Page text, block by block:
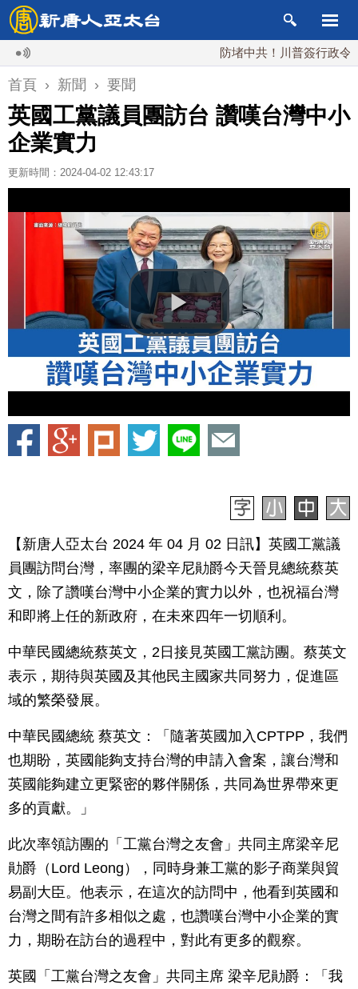
防堵中共！川普簽行政令 對多
首頁 › 新聞 › 要聞
英國工黨議員團訪台 讚嘆台灣中小
企業實力
更新時間：2024-04-02 12:43:17
【新唐人亞太台 2024 年 04 月 02 日訊】英國工黨議
員團訪問台灣，率團的梁辛尼勛爵今天晉見總統蔡英
文，除了讚嘆台灣中小企業的實力以外，也祝福台灣
和即將上任的新政府，在未來四年一切順利。
中華民國總統蔡英文，2日接見英國工黨訪團。蔡英文
表示，期待與英國及其他民主國家共同努力，促進區
域的繁榮發展。
中華民國總統 蔡英文：「隨著英國加入CPTPP，我們
也期盼，英國能夠支持台灣的申請入會案，讓台灣和
英國能夠建立更緊密的夥伴關係，共同為世界帶來更
多的貢獻。」
此次率領訪團的「工黨台灣之友會」共同主席梁辛尼
勛爵（Lord Leong），同時身兼工黨的影子商業與貿
易副大臣。他表示，在這次的訪問中，他看到英國和
台灣之間有許多相似之處，也讚嘆台灣中小企業的實
力，期盼在訪台的過程中，對此有更多的觀察。
英國「工黨台灣之友會」共同主席 梁辛尼勛爵：「我